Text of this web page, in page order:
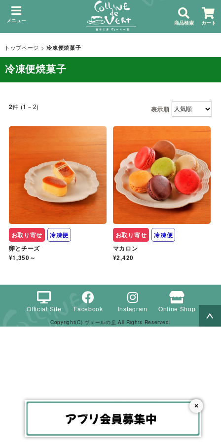
×
メニュー 商品検索 カート
トップページ >冷凍便焼菓子
冷凍便焼菓子
2件 (1－2) 表示順
お取り寄せ
冷凍便
卵とチーズ
¥1,350～
お取り寄せ
冷凍便
マカロン
¥2,420
Official Site Facebook Instagram Online Shop
Copyright(C) ヴェールの丘 All Rights Reserved.